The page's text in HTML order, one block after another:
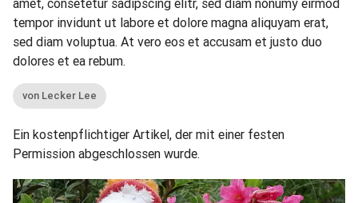
amet, consetetur sadipscing elitr, sed diam nonumy eirmod
tempor invidunt ut labore et dolore magna aliquyam erat,
sed diam voluptua. At vero eos et accusam et justo duo
dolores et ea rebum.
von Lecker Lee
Ein kostenpflichtiger Artikel, der mit einer festen
Permission abgeschlossen wurde.